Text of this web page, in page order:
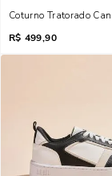
Coturno Tratorado
R$ 499,90